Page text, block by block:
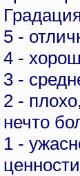
5 -
4 -
3 -
2 -
нечто
1 -